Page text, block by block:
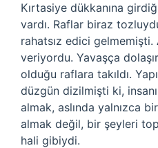
Kırtasiye dükkanına
vardı. Raflar biraz
rahatsız edici
veriyordu. Yavaşça
olduğu raflara takıldı.
düzgün dizilmişti ki,
almak, aslında yalnızca
almak değil, bir şeyleri
hali gibiydi.